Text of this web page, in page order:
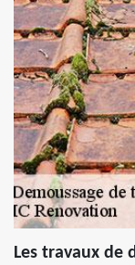
Les travaux de